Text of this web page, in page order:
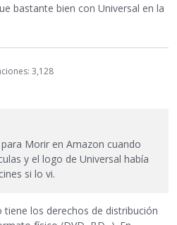
bastante bien con Universal en la
3,128
Morir en Amazon cuando
y el logo de Universal había
si lo vi.
tiene los derechos de distribución